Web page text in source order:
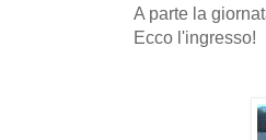
A parte la
Ecco l'ingresso!